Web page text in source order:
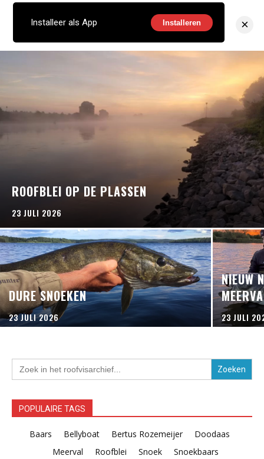
ROOFBLEI OP DE PLASSEN
23 JULI 2026
DURE SNOEKEN
23 JULI 2026
NIEUW
23 JULI
Zoek
naar:
POPULAIRE TAGS
Baars Bellyboat Bertus Rozemeijer
Doodaas
Meerval
Roofblei Snoek Snoekbaars
Installeer als App Installeren ×